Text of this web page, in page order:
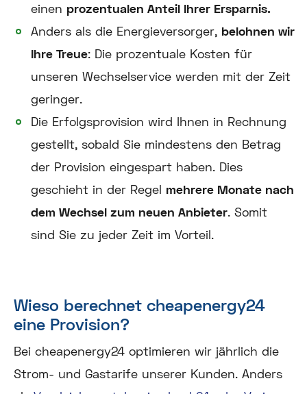
einen prozentualen Anteil Ihrer Ersparnis.
Anders als die Energieversorger, belohnen wir
Ihre Treue: Die prozentuale Kosten für
unseren Wechselservice werden mit der Zeit
geringer.
Die Erfolgsprovision wird Ihnen in Rechnung
gestellt, sobald Sie mindestens den Betrag
der Provision eingespart haben. Dies
geschieht in der Regel mehrere Monate nach
dem Wechsel zum neuen Anbieter. Somit
sind Sie zu jeder Zeit im Vorteil.
Wieso berechnet cheapenergy24
eine Provision?
Bei cheapenergy24 optimieren wir jährlich die
Strom- und Gastarife unserer Kunden. Anders